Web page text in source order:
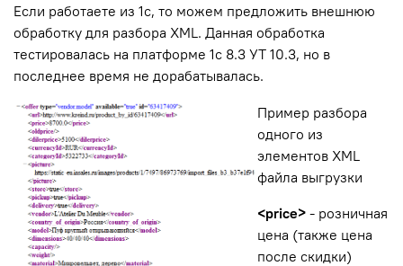
Если работаете из 1с, то можем предложить внешнюю
обработку для разбора XML. Данная обработка
тестировалась на платформе 1с 8.3 УТ 10.3, но в
последнее время не дорабатывалась.
Пример разбора
одного из
элементов XML
файла выгрузки
<price> - розничная
цена (также цена
после скидки)